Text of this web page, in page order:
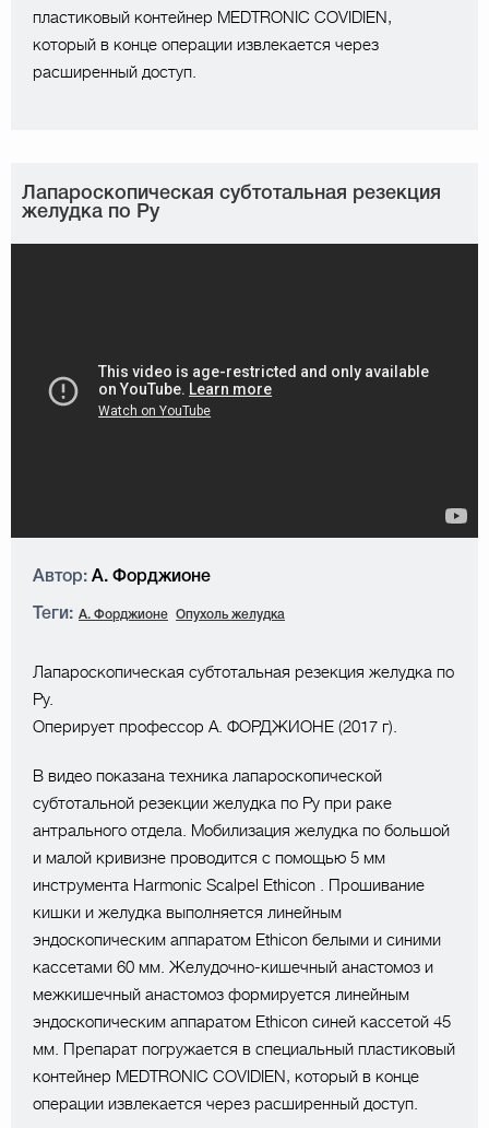
пластиковый контейнер MEDTRONIC COVIDIEN,
который в конце операции извлекается через
расширенный доступ.
Лапароскопическая субтотальная резекция
желудка по Ру
Автор: А. Форджионе
Теги: А. Форджионе Опухоль желудка
Лапароскопическая субтотальная резекция желудка по
Ру.
Оперирует профессор А. ФОРДЖИОНЕ (2017 г).
В видео показана техника лапароскопической
субтотальной резекции желудка по Ру при раке
антрального отдела. Мобилизация желудка по большой
и малой кривизне проводится с помощью 5 мм
инструмента Harmonic Scalpel Ethicon . Прошивание
кишки и желудка выполняется линейным
эндоскопическим аппаратом Ethicon белыми и синими
кассетами 60 мм. Желудочно-кишечный анастомоз и
межкишечный анастомоз формируется линейным
эндоскопическим аппаратом Ethicon синей кассетой 45
мм. Препарат погружается в специальный пластиковый
контейнер MEDTRONIC COVIDIEN, который в конце
операции извлекается через расширенный доступ.